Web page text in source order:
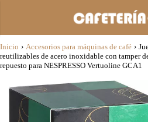
Inicio › Accesorios para máquinas de café ›
reutilizables de acero inoxidable con tamper
repuesto para NESPRESSO Vertuoline GCA1